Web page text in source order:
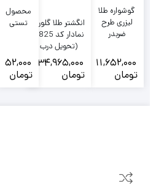
گوشواره طلا
لیزری طرح
ضربدر
11,652,000
تومان
انگشتر طلا گلوری
نمادار کد 1825
(تحویل درب
گالری)
234,965,000
تومان
محصول
تستی
52,000
تومان